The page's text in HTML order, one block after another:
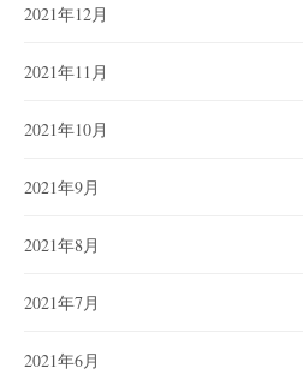
2021年12月
2021年11月
2021年10月
2021年9月
2021年8月
2021年7月
2021年6月